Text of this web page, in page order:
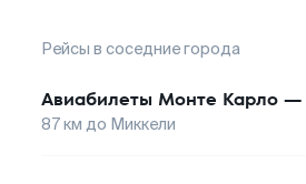
Рейсы в соседние города
Авиабилеты Монте Карло —
87км до Миккели